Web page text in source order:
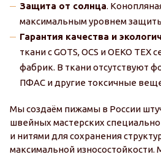
Защита от солнца.
максимальным уровнем защиты
Гарантия качества и
ткани с GOTS, OCS и OEKO
фабрик. В ткани отсутствуют
ПФАС и другие токсичные
Мы создаём пижамы в России
швейных мастерских
и нитями для сохранения
максимальной износостойкости.